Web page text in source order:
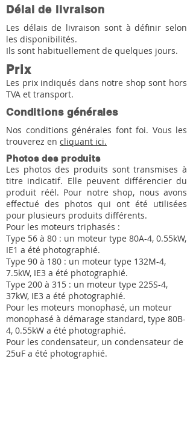
Délai de livraison
Les délais de livraison sont à définir selon
les disponibilités.
Ils sont habituellement de quelques jours.
Prix
Les prix indiqués dans notre shop sont hors
TVA et transport.
Conditions générales
Nos conditions générales font foi. Vous les
trouverez en cliquant ici.
Photos des produits
Les photos des produits sont transmises à
titre indicatif. Elle peuvent différencier du
produit réél. Pour notre shop, nous avons
effectué des photos qui ont été utilisées
pour plusieurs produits différents.
Pour les moteurs triphasés :
Type 56 à 80 : un moteur type 80A-4, 0.55kW,
IE1 a été photographié.
Type 90 à 180 : un moteur type 132M-4,
7.5kW, IE3 a été photographié.
Type 200 à 315 : un moteur type 225S-4,
37kW, IE3 a été photographié.
Pour les moteurs monophasé, un moteur
monophasé à démarage standard, type 80B-
4, 0.55kW a été photographié.
Pour les condensateur, un condensateur de
25uF a été photographié.